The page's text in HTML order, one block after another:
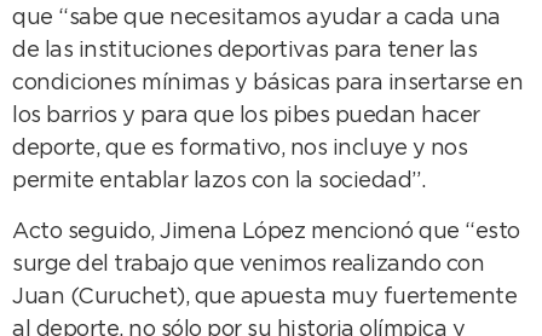
que “sabe que necesitamos ayudar a cada una
de las instituciones deportivas para tener las
condiciones mínimas y básicas para insertarse en
los barrios y para que los pibes puedan hacer
deporte, que es formativo, nos incluye y nos
permite entablar lazos con la sociedad”.
Acto seguido, Jimena López mencionó que “esto
surge del trabajo que venimos realizando con
Juan (Curuchet), que apuesta muy fuertemente
al deporte, no sólo por su historia olímpica y